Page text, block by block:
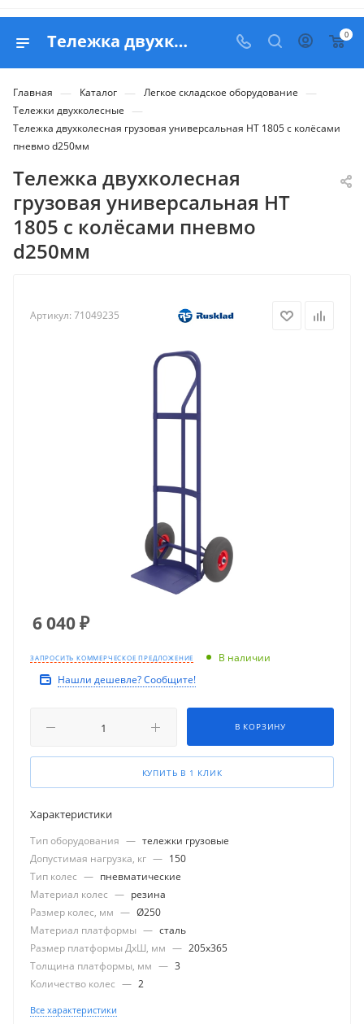
Тележка двухколесная грузовая универсальная НТ 1805 с колёсами пневмо d250мм - продажа в Белапекс 0
Главная — Каталог — Легкое складское оборудование —
Тележки двухколесные —
Тележка двухколесная грузовая универсальная НТ 1805 с колёсами
пневмо d250мм
Тележка двухколесная
грузовая универсальная НТ
1805 с колёсами пневмо
d250мм
Артикул: 71049235
6 040₽
ЗАПРОСИТЬ КОММЕРЧЕСКОЕ ПРЕДЛОЖЕНИЕ
В наличии
Нашли дешевле? Сообщите!
В КОРЗИНУ
КУПИТЬ В 1 КЛИК
Характеристики
Тип оборудования — тележки грузовые
Допустимая нагрузка, кг — 150
Тип колес — пневматические
Материал колес — резина
Размер колес, мм — Ø250
Материал платформы — сталь
Размер платформы ДхШ, мм — 205x365
Толщина платформы, мм — 3
Количество колес — 2
Все характеристики